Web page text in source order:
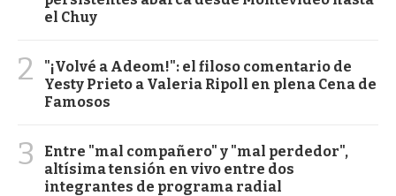
el Chuy
2
"¡Volvé a Adeom!": el filoso comentario de
Yesty Prieto a Valeria Ripoll en plena Cena de
Famosos
3
Entre "mal compañero" y "mal perdedor",
altísima tensión en vivo entre dos
integrantes de programa radial